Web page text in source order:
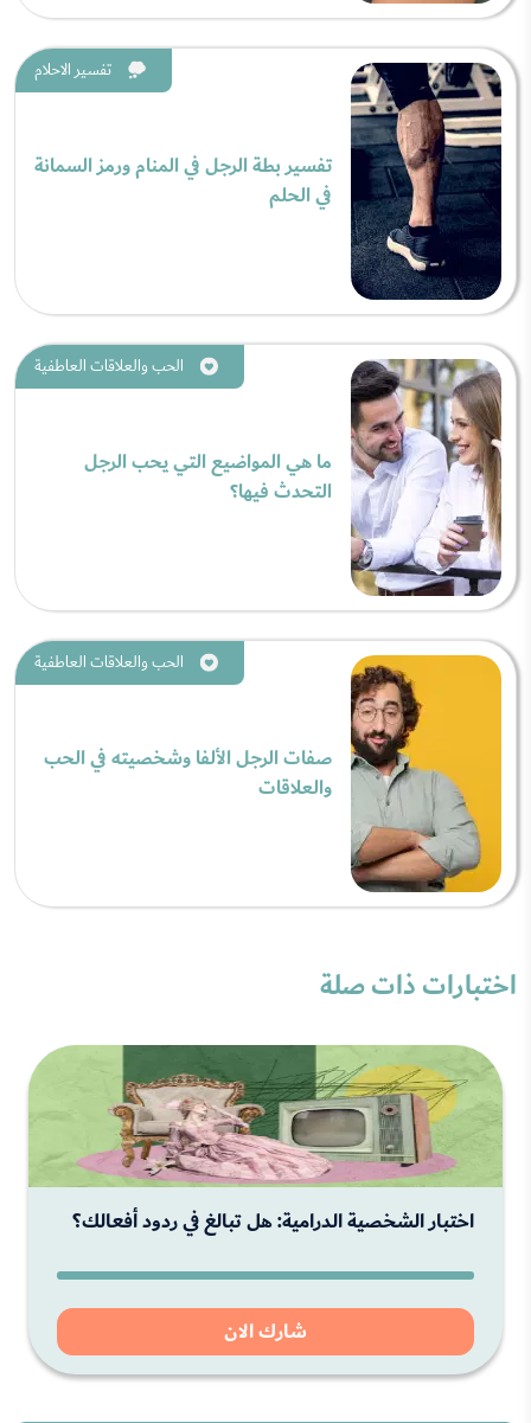
تفسير الاحلام
تفسير بطة الرجل في المنام ورمز السمانة
في الحلم
الحب والعلاقات العاطفية
ما هي المواضيع التي يحب الرجل
التحدث فيها؟
الحب والعلاقات العاطفية
صفات الرجل الألفا وشخصيته في الحب
والعلاقات
اختبارات ذات صلة
اختبار الشخصية الدرامية: هل تبالغ في ردود أفعالك؟
شارك الان